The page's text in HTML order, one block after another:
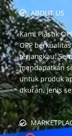
ABOUT US
Kami Plastik
OPP
terjangkau.
mendapatkan
untuk produk
ukuran, jenis